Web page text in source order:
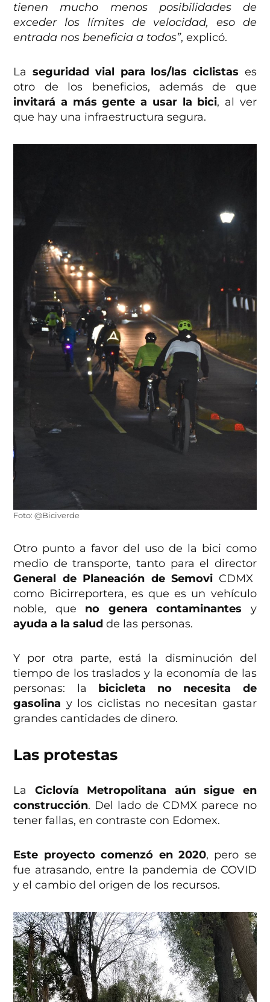
tienen mucho menos posibilidades de
exceder los límites de velocidad, eso de
entrada nos beneficia a todos”, explicó.
La seguridad vial para los/las ciclistas es
otro de los beneficios, además de que
invitará a más gente a usar la bici, al ver
que hay una infraestructura segura.
Foto: @Biciverde
Otro punto a favor del uso de la bici como
medio de transporte, tanto para el director
General de Planeación de Semovi CDMX
como Bicirreportera, es que es un vehículo
noble, que no genera contaminantes y
ayuda a la salud de las personas.
Y por otra parte, está la disminución del
tiempo de los traslados y la economía de las
personas: la bicicleta no necesita de
gasolina y los ciclistas no necesitan gastar
grandes cantidades de dinero.
Las protestas
La Ciclovía Metropolitana aún sigue en
construcción. Del lado de CDMX parece no
tener fallas, en contraste con Edomex.
Este proyecto comenzó en 2020, pero se
fue atrasando, entre la pandemia de COVID
y el cambio del origen de los recursos.